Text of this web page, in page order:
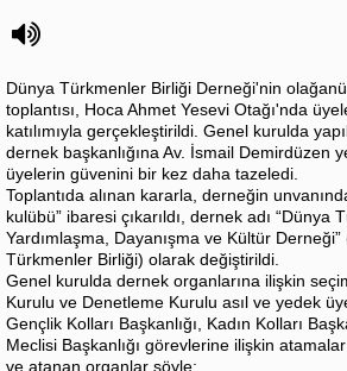
Dünya Türkmenler Birliği Derneği'nin
toplantısı, Hoca Ahmet Yesevi Otağı'nda
katılımıyla gerçekleştirildi. Genel kurulda
dernek başkanlığına Av. İsmail Demirdüzen
üyelerin güvenini bir kez daha tazeledi.
Toplantıda alınan kararla, derneğin
kulübü” ibaresi çıkarıldı, dernek adı “Dünya
Yardımlaşma, Dayanışma ve Kültür Derneği”
Türkmenler Birliği) olarak değiştirildi.
Genel kurulda dernek organlarına ilişkin
Kurulu ve Denetleme Kurulu asıl ve yedek
Gençlik Kolları Başkanlığı, Kadın Kolları
Meclisi Başkanlığı görevlerine ilişkin
ve atanan organlar şöyle: